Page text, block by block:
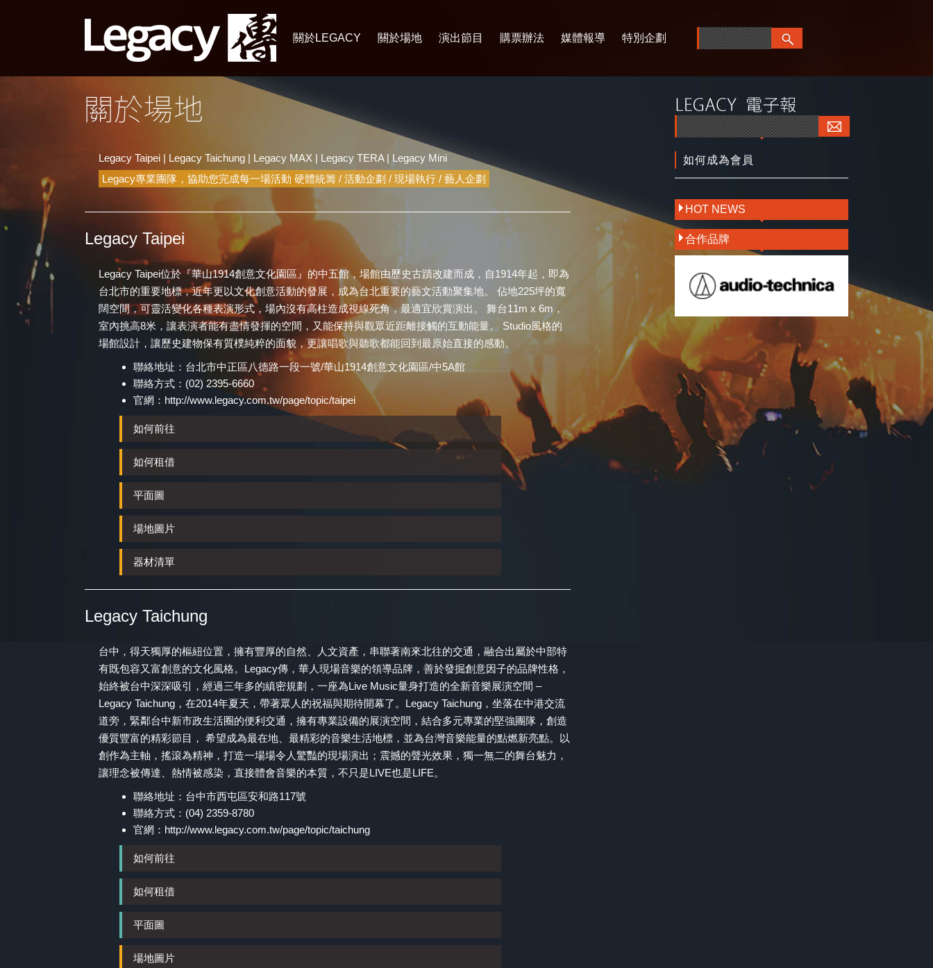
關於LEGACY 關於場地 演出節目 購票辦法 媒體報導 特別企劃
Legacy Taipei | Legacy Taichung | Legacy MAX | Legacy TERA| Legacy Mini
Legacy專業團隊，協助您完成每一場活動 硬體統籌 / 活動企劃 / 現場執行 / 藝人企劃
Legacy Taipei
Legacy Taipei位於『華山1914創意文化園區』的中五館，場館由歷史古蹟改建而成，自1914年起，即為
台北市的重要地標，近年更以文化創意活動的發展，成為台北重要的藝文活動聚集地。 佔地225坪的寬
闊空間，可靈活變化各種表演形式，場內沒有高柱造成視線死角，最適宜欣賞演出。 舞台11m x 6m，
室內挑高8米，讓表演者能有盡情發揮的空間，又能保持與觀眾近距離接觸的互動能量。 Studio風格的
場館設計，讓歷史建物保有質樸純粹的面貌，更讓唱歌與聽歌都能回到最原始直接的感動。
聯絡地址：台北市中正區八德路一段一號/華山1914創意文化園區/中5A館
聯絡方式：(02) 2395-6660
官網： http://www.legacy.com.tw/page/topic/taipei
如何前往
如何租借
平面圖
場地圖片
器材清單
Legacy Taichung
台中，得天獨厚的樞紐位置，擁有豐厚的自然、人文資產，串聯著南來北往的交通，融合出屬於中部特
有既包容又富創意的文化風格。Legacy傳，華人現場音樂的領導品牌，善於發掘創意因子的品牌性格，
始終被台中深深吸引，經過三年多的縝密規劃，一座為Live Music量身打造的全新音樂展演空間 –
Legacy Taichung，在2014年夏天，帶著眾人的祝福與期待開幕了。Legacy Taichung，坐落在中港交流
道旁，緊鄰台中新市政生活圈的便利交通，擁有專業設備的展演空間，結合多元專業的堅強團隊，創造
優質豐富的精彩節目， 希望成為最在地、最精彩的音樂生活地標，並為台灣音樂能量的點燃新亮點。以
創作為主軸，搖滾為精神，打造一場場令人驚豔的現場演出；震撼的聲光效果，獨一無二的舞台魅力，
讓理念被傳達、熱情被感染，直接體會音樂的本質，不只是LIVE也是LIFE。
聯絡地址：台中市西屯區安和路117號
聯絡方式：(04) 2359-8780
官網： http://www.legacy.com.tw/page/topic/taichung
如何前往
如何租借
平面圖
場地圖片
如何成為會員
HOT NEWS
合作品牌